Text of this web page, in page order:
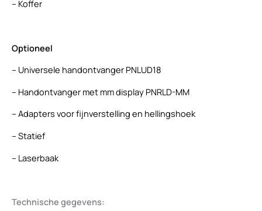
– Koffer
Optioneel
– Universele handontvanger PNLUD18
– Handontvanger met mm display PNRLD-MM
– Adapters voor fijnverstelling en hellingshoek
– Statief
– Laserbaak
Technische gegevens: